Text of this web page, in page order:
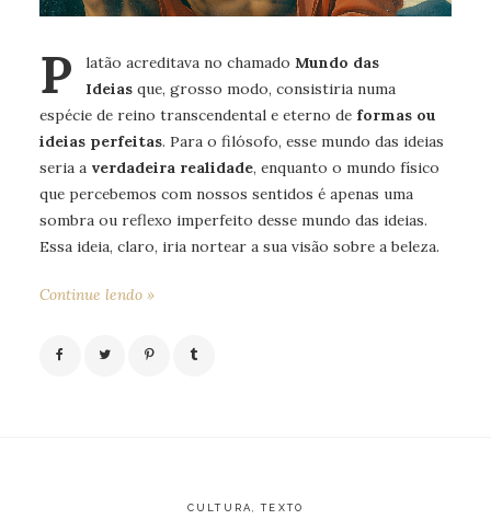
P latão acreditava no chamado Mundo das
Ideiasque, grosso modo, consistiria numa
espécie de reino transcendental e eterno de formas ou
ideias perfeitas. Para o filósofo, esse mundo das ideias
seria a verdadeira realidade, enquanto o mundo físico
que percebemos com nossos sentidos é apenas uma
sombra ou reflexo imperfeito desse mundo das ideias.
Essa ideia, claro, iria nortear a sua visão sobre a beleza.
Continue lendo »
CULTURA ,TEXTO